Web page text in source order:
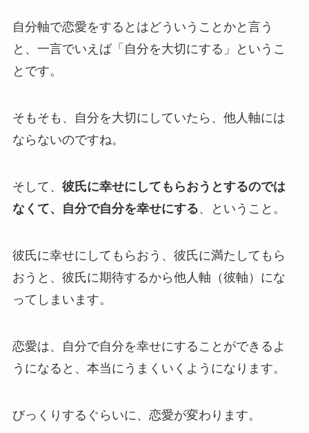
自分軸で恋愛をするとはどういうことかと言う
と、一言でいえば「自分を大切にする」というこ
とです。
そもそも、自分を大切にしていたら、他人軸には
ならないのですね。
そして、 彼氏に幸せにしてもらおうとするのでは
なくて、自分で自分を幸せにする、ということ。
彼氏に幸せにしてもらおう、彼氏に満たしてもら
おうと、彼氏に期待するから他人軸（彼軸）にな
ってしまいます。
恋愛は、自分で自分を幸せにすることができるよ
うになると、本当にうまくいくようになります。
びっくりするぐらいに、恋愛が変わります。